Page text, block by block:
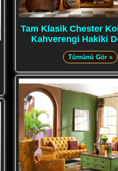
Tam Klasik Chester
Kahverengi Hakiki
Tümünü Gör »